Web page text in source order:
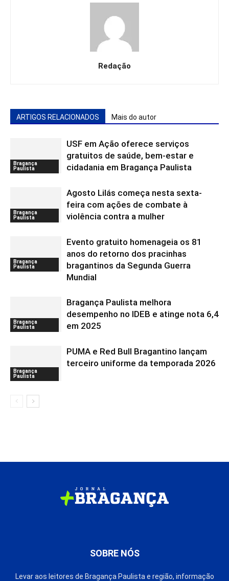
Redação
ARTIGOS RELACIONADOS Mais do autor
Bragança
Paulista
USF em Ação oferece serviços
gratuitos de saúde, bem-estar e
cidadania em Bragança Paulista
Bragança
Paulista
Agosto Lilás começa nesta sexta-
feira com ações de combate à
violência contra a mulher
Bragança
Paulista
Evento gratuito homenageia os 81
anos do retorno dos pracinhas
bragantinos da Segunda Guerra
Mundial
Bragança
Paulista
Bragança Paulista melhora
desempenho no IDEB e atinge nota 6,4
em 2025
Bragança
Paulista
PUMA e Red Bull Bragantino lançam
terceiro uniforme da temporada 2026
SOBRE NÓS
Levar aos leitores de Bragança Paulista e região, informação